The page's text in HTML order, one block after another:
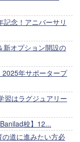
記念！アニバーサリ
新オプション開設の
2025年サポータープ
習はラグジュアリー
校】12...
の道に進みたい方必